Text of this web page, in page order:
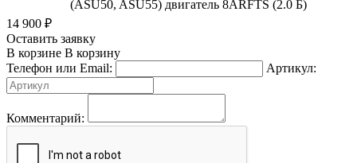
(ASU50, ASU55) двигатель 8ARFTS (2.0 Б)
14 900 ₽
Оставить заявку
В корзине В корзину
Телефон или Email:
Артикул:
Комментарий: